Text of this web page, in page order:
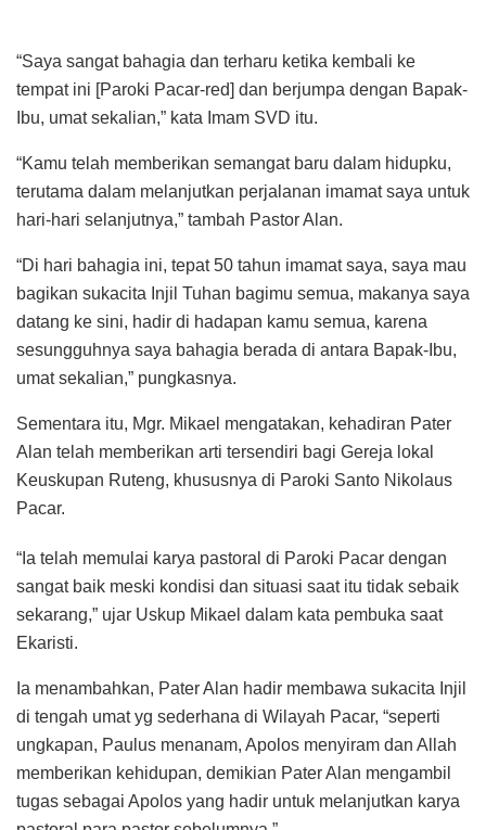
“Saya sangat bahagia dan terharu ketika kembali ke
tempat ini [Paroki Pacar-red] dan berjumpa dengan Bapak-
Ibu, umat sekalian,” kata Imam SVD itu.
“Kamu telah memberikan semangat baru dalam hidupku,
terutama dalam melanjutkan perjalanan imamat saya untuk
hari-hari selanjutnya,” tambah Pastor Alan.
“Di hari bahagia ini, tepat 50 tahun imamat saya, saya mau
bagikan sukacita Injil Tuhan bagimu semua, makanya saya
datang ke sini, hadir di hadapan kamu semua, karena
sesungguhnya saya bahagia berada di antara Bapak-Ibu,
umat sekalian,” pungkasnya.
Sementara itu, Mgr. Mikael mengatakan, kehadiran Pater
Alan telah memberikan arti tersendiri bagi Gereja lokal
Keuskupan Ruteng, khususnya di Paroki Santo Nikolaus
Pacar.
“Ia telah memulai karya pastoral di Paroki Pacar dengan
sangat baik meski kondisi dan situasi saat itu tidak sebaik
sekarang,” ujar Uskup Mikael dalam kata pembuka saat
Ekaristi.
Ia menambahkan, Pater Alan hadir membawa sukacita Injil
di tengah umat yg sederhana di Wilayah Pacar, “seperti
ungkapan, Paulus menanam, Apolos menyiram dan Allah
memberikan kehidupan, demikian Pater Alan mengambil
tugas sebagai Apolos yang hadir untuk melanjutkan karya